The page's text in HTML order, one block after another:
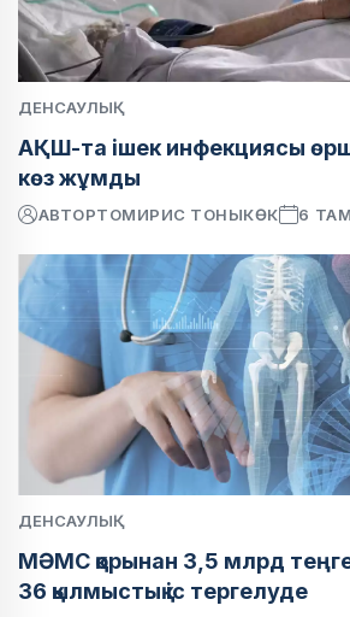
ДЕНСАУЛЫҚ
АҚШ-та ішек инфекциясы
көз жұмды
АВТОРТОМИРИС ТОНЫКӨК 6
ДЕНСАУЛЫҚ
МӘМС қорынан 3,5 млрд
36 қылмыстық іс тергелуде